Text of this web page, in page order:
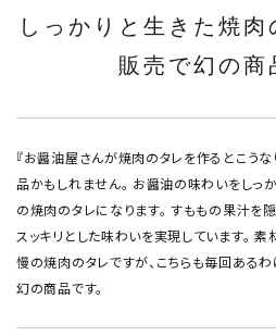
しっかりと生きた焼
販売で幻の商
『お醤油屋さんが焼肉のタレを作るとこう
品かもしれません。 お醤油の味わいをしっ
の焼肉のタレになります。 すももの果汁を
スッキリとした味わいを実現しています。
慢の焼肉のタレですが、こちらも毎回ある
幻の商品です。